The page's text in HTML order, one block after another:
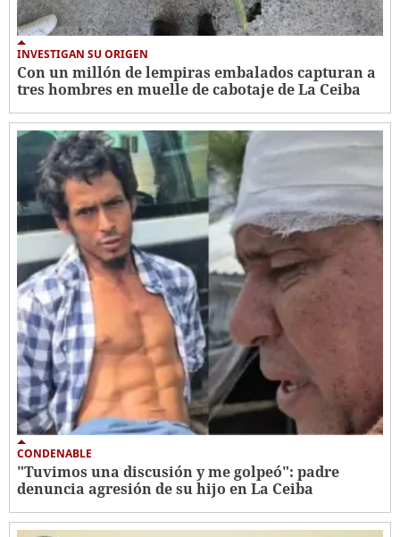
INVESTIGAN SU ORIGEN
Con un millón de lempiras embalados capturan a
tres hombres en muelle de cabotaje de La Ceiba
CONDENABLE
"Tuvimos una discusión y me golpeó": padre
denuncia agresión de su hijo en La Ceiba